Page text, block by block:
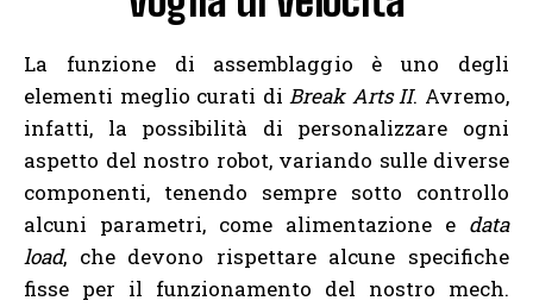
La funzione di assemblaggio è uno degli
elementi meglio curati di Break Arts II. Avremo,
infatti, la possibilità di personalizzare ogni
aspetto del nostro robot, variando sulle diverse
componenti, tenendo sempre sotto controllo
alcuni parametri, come alimentazione e data
load, che devono rispettare alcune specifiche
fisse per il funzionamento del nostro mech.